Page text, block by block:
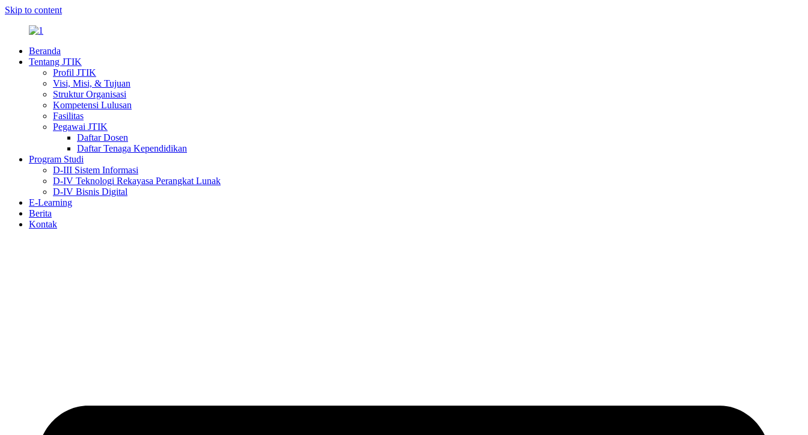
Skip to content
Beranda
Tentang JTIK
Profil JTIK
Visi, Misi, & Tujuan
Struktur Organisasi
Kompetensi Lulusan
Fasilitas
Pegawai JTIK
Daftar Dosen
Daftar Tenaga Kependidikan
Program Studi
D-III Sistem Informasi
D-IV Teknologi Rekayasa Perangkat Lunak
D-IV Bisnis Digital
E-Learning
Berita
Kontak